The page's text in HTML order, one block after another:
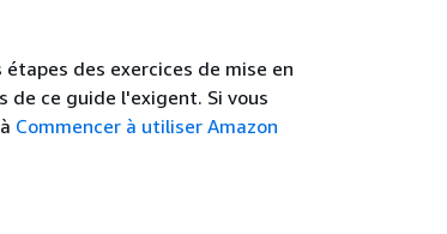
étapes des exercices de mise en
de ce guide l'exigent. Si vous
Commencer à utiliser Amazon